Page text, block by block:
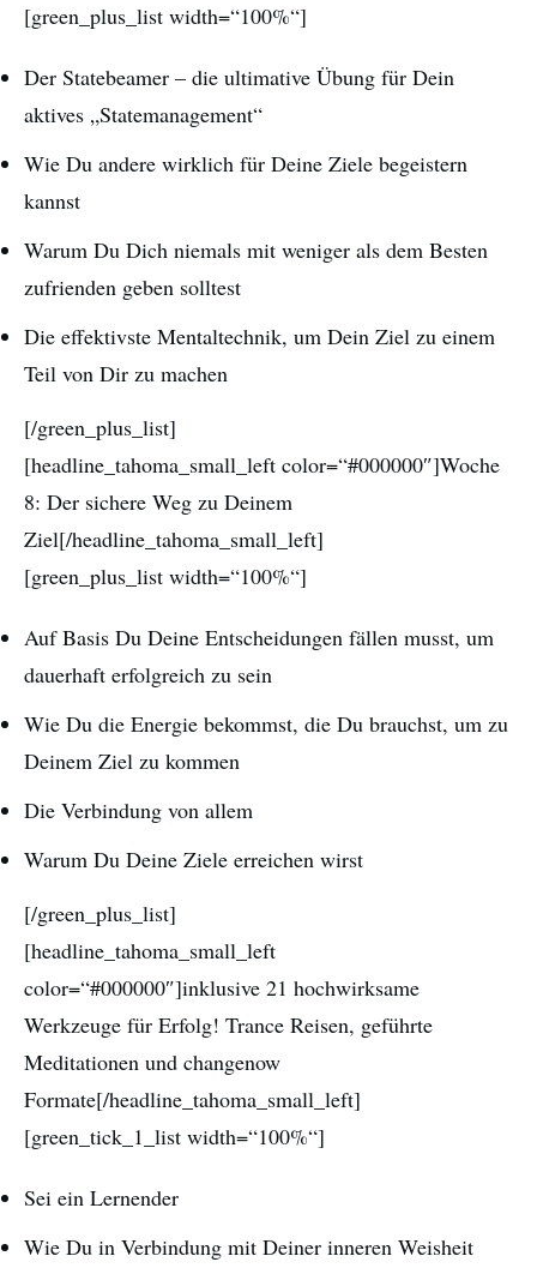
[green_plus_list width=“100%“]
Der Statebeamer – die ultimative Übung für Dein
aktives „Statemanagement“
Wie Du andere wirklich für Deine Ziele begeistern
kannst
Warum Du Dich niemals mit weniger als dem Besten
zufrienden geben solltest
Die effektivste Mentaltechnik, um Dein Ziel zu einem
Teil von Dir zu machen
[/green_plus_list]
[headline_tahoma_small_left color=“#000000″]Woche
8: Der sichere Weg zu Deinem
Ziel[/headline_tahoma_small_left]
[green_plus_list width=“100%“]
Auf Basis Du Deine Entscheidungen fällen musst, um
dauerhaft erfolgreich zu sein
Wie Du die Energie bekommst, die Du brauchst, um zu
Deinem Ziel zu kommen
Die Verbindung von allem
Warum Du Deine Ziele erreichen wirst
[/green_plus_list]
[headline_tahoma_small_left
color=“#000000″]inklusive 21 hochwirksame
Werkzeuge für Erfolg! Trance Reisen, geführte
Meditationen und changenow
Formate[/headline_tahoma_small_left]
[green_tick_1_list width=“100%“]
Sei ein Lernender
Wie Du in Verbindung mit Deiner inneren Weisheit